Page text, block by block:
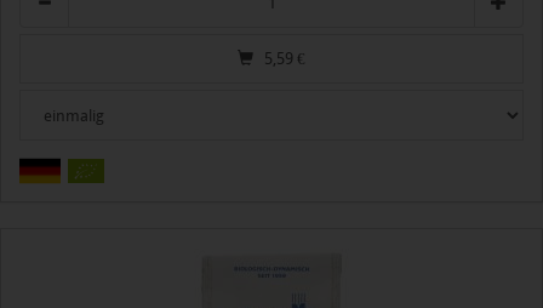
5,59 €